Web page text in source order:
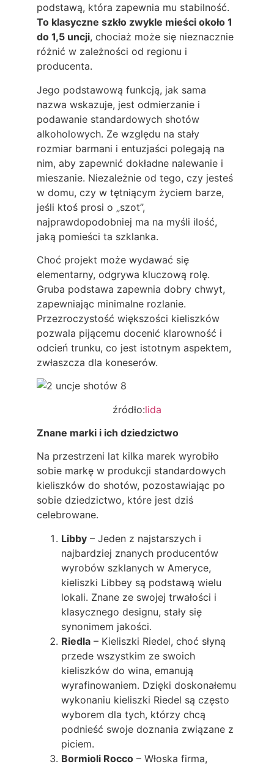
podstawą, która zapewnia mu stabilność.
To klasyczne szkło zwykle mieści około 1
do 1,5 uncji, chociaż może się nieznacznie
różnić w zależności od regionu i
producenta.
Jego podstawową funkcją, jak sama
nazwa wskazuje, jest odmierzanie i
podawanie standardowych shotów
alkoholowych. Ze względu na stały
rozmiar barmani i entuzjaści polegają na
nim, aby zapewnić dokładne nalewanie i
mieszanie. Niezależnie od tego, czy jesteś
w domu, czy w tętniącym życiem barze,
jeśli ktoś prosi o „szot”,
najprawdopodobniej ma na myśli ilość,
jaką pomieści ta szklanka.
Choć projekt może wydawać się
elementarny, odgrywa kluczową rolę.
Gruba podstawa zapewnia dobry chwyt,
zapewniając minimalne rozlanie.
Przezroczystość większości kieliszków
pozwala pijącemu docenić klarowność i
odcień trunku, co jest istotnym aspektem,
zwłaszcza dla koneserów.
źródło:lida
Znane marki i ich dziedzictwo
Na przestrzeni lat kilka marek wyrobiło
sobie markę w produkcji standardowych
kieliszków do shotów, pozostawiając po
sobie dziedzictwo, które jest dziś
celebrowane.
Libby – Jeden z najstarszych i
najbardziej znanych producentów
wyrobów szklanych w Ameryce,
kieliszki Libbey są podstawą wielu
lokali. Znane ze swojej trwałości i
klasycznego designu, stały się
synonimem jakości.
Riedla – Kieliszki Riedel, choć słyną
przede wszystkim ze swoich
kieliszków do wina, emanują
wyrafinowaniem. Dzięki doskonałemu
wykonaniu kieliszki Riedel są często
wyborem dla tych, którzy chcą
podnieść swoje doznania związane z
piciem.
Bormioli Rocco – Włoska firma,